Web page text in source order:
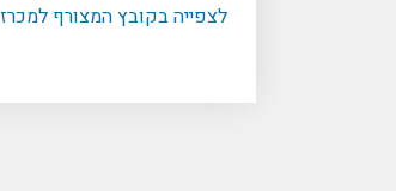
לצפייה בקובץ המצורף למכרז